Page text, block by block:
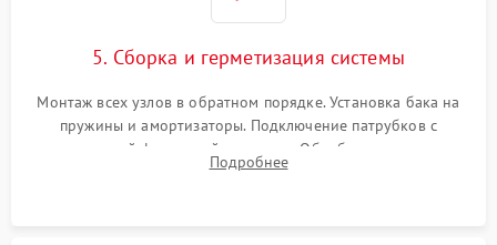
5. Сборка и герметизация системы
Монтаж всех узлов в обратном порядке. Установка бака на
пружины и амортизаторы. Подключение патрубков с
надежной фиксацией хомутами. Обработка стыков
герметиком для предотвращения возможных протечек воды.
Подробнее